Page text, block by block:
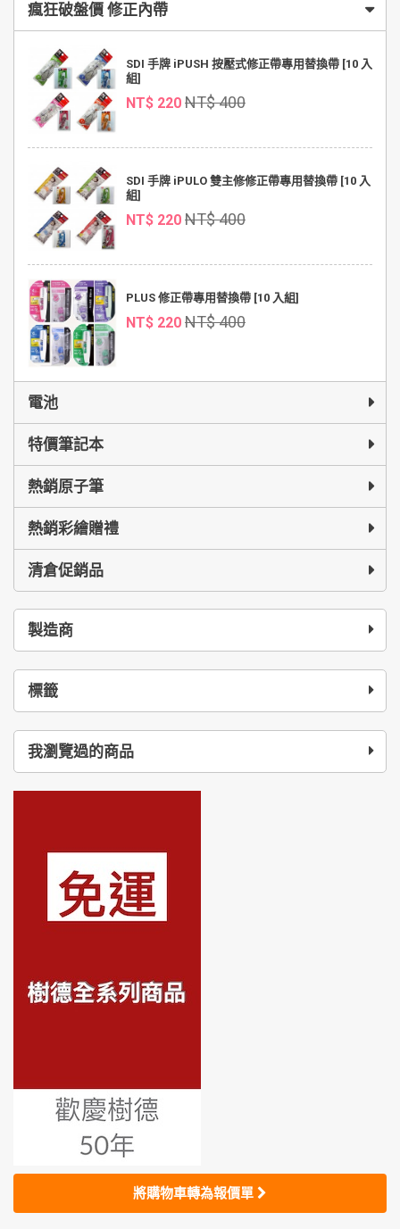
瘋狂破盤價 修正內帶
SDI 手牌 iPUSH 按壓式修正帶專用替換帶 [10 入
組]
NT$ 220 NT$ 400
SDI 手牌 iPULO 雙主修修正帶專用替換帶 [10 入
組]
NT$ 220 NT$ 400
PLUS 修正帶專用替換帶 [10 入組]
NT$ 220 NT$ 400
電池
特價筆記本
熱銷原子筆
熱銷彩繪贈禮
清倉促銷品
製造商
標籤
我瀏覽過的商品
將購物車轉為報價單